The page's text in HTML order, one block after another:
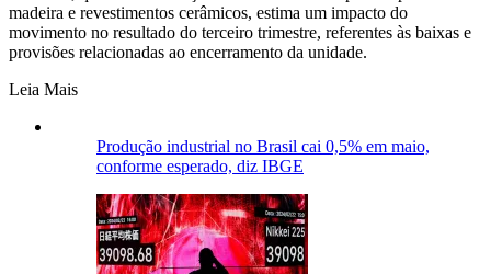
madeira e revestimentos cerâmicos, estima um impacto do
movimento no resultado do terceiro trimestre, referentes às baixas e
provisões relacionadas ao encerramento da unidade.
Leia Mais
Produção industrial no Brasil cai 0,5% em maio,
conforme esperado, diz IBGE